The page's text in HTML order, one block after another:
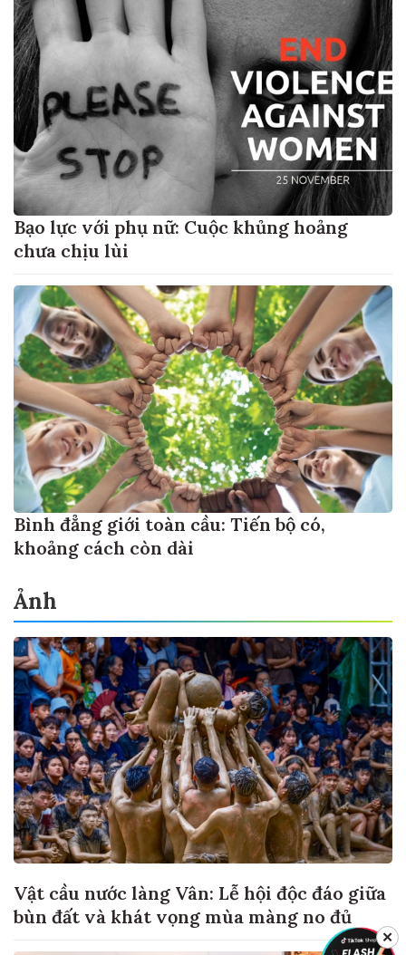
Bạo lực với phụ nữ: Cuộc khủng hoảng
chưa chịu lùi
Bình đẳng giới toàn cầu: Tiến bộ có,
khoảng cách còn dài
Ảnh
Vật cầu nước làng Vân: Lễ hội độc đáo giữa
bùn đất và khát vọng mùa màng no đủ
✕